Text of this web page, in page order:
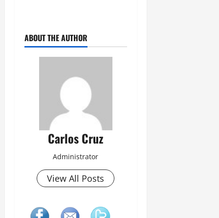
ABOUT THE AUTHOR
Carlos Cruz
Administrator
View All Posts